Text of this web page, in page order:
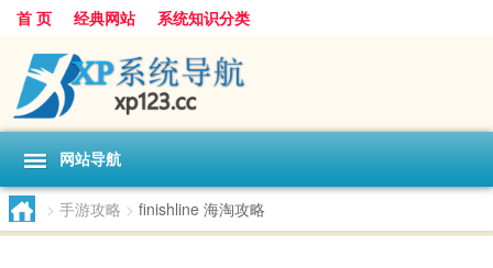
首 页 经典网站 系统知识分类
网站导航
> 手游攻略 > finishline 海淘攻略